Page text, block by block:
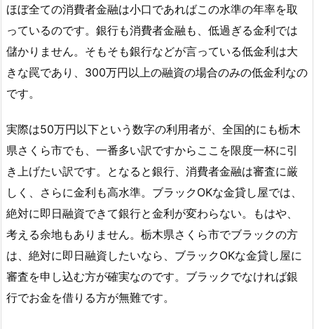
ほぼ全ての消費者金融は小口であればこの水準の年率を取
っているのです。銀行も消費者金融も、低過ぎる金利では
儲かりません。そもそも銀行などが言っている低金利は大
きな罠であり、300万円以上の融資の場合のみの低金利なの
です。
実際は50万円以下という数字の利用者が、全国的にも栃木
県さくら市でも、一番多い訳ですからここを限度一杯に引
き上げたい訳です。となると銀行、消費者金融は審査に厳
しく、さらに金利も高水準。ブラックOKな金貸し屋では、
絶対に即日融資できて銀行と金利が変わらない。もはや、
考える余地もありません。栃木県さくら市でブラックの方
は、絶対に即日融資したいなら、ブラックOKな金貸し屋に
審査を申し込む方が確実なのです。ブラックでなければ銀
行でお金を借りる方が無難です。